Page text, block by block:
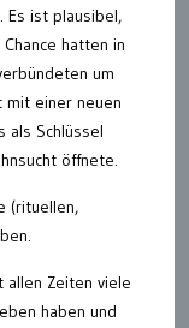
Es ist plausibel,
hatten in
um
einer neuen
als Schlüssel
öffnete.
(rituellen,
allen Zeiten viele
haben und